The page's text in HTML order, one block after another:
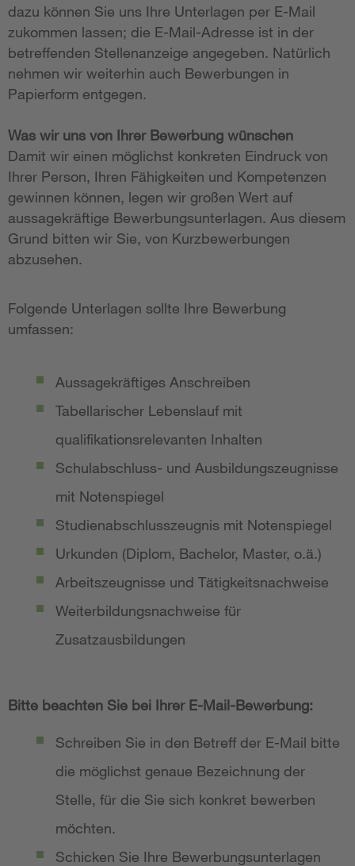
dazu können Sie uns Ihre Unterlagen per E-Mail
zukommen lassen; die E-Mail-Adresse ist in der
betreffenden Stellenanzeige angegeben. Natürlich
nehmen wir weiterhin auch Bewerbungen in
Papierform entgegen.
Was wir uns von Ihrer Bewerbung wünschen
Damit wir einen möglichst konkreten Eindruck von
Ihrer Person, Ihren Fähigkeiten und Kompetenzen
gewinnen können, legen wir großen Wert auf
aussagekräftige Bewerbungsunterlagen. Aus diesem
Grund bitten wir Sie, von Kurzbewerbungen
abzusehen.
Folgende Unterlagen sollte Ihre Bewerbung
umfassen:
Aussagekräftiges Anschreiben
Tabellarischer Lebenslauf mit
qualifikationsrelevanten Inhalten
Schulabschluss- und Ausbildungszeugnisse
mit Notenspiegel
Studienabschlusszeugnis mit Notenspiegel
Urkunden (Diplom, Bachelor, Master, o.ä.)
Arbeitszeugnisse und Tätigkeitsnachweise
Weiterbildungsnachweise für
Zusatzausbildungen
Bitte beachten Sie bei Ihrer E-Mail-Bewerbung:
Schreiben Sie in den Betreff der E-Mail bitte
die möglichst genaue Bezeichnung der
Stelle, für die Sie sich konkret bewerben
möchten.
Schicken Sie Ihre Bewerbungsunterlagen